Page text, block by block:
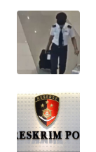
WAHANA
UMKM
WAHANA
SELEB
WAHANA